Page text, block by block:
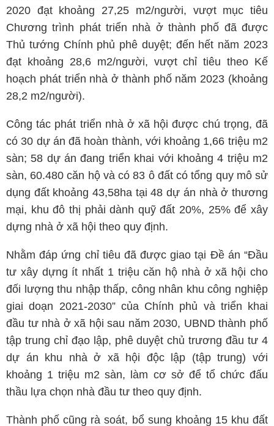
2020 đạt khoảng 27,25 m2/người, vượt mục tiêu
Chương trình phát triển nhà ở thành phố đã được
Thủ tướng Chính phủ phê duyệt; đến hết năm 2023
đạt khoảng 28,6 m2/người, vượt chỉ tiêu theo Kế
hoạch phát triển nhà ở thành phố năm 2023 (khoảng
28,2 m2/người).
Công tác phát triển nhà ở xã hội được chú trọng, đã
có 30 dự án đã hoàn thành, với khoảng 1,66 triệu m2
sàn; 58 dự án đang triển khai với khoảng 4 triệu m2
sàn, 60.480 căn hộ và có 83 ô đất có tổng quy mô sử
dụng đất khoảng 43,58ha tại 48 dự án nhà ở thương
mại, khu đô thị phải dành quỹ đất 20%, 25% để xây
dựng nhà ở xã hội theo quy định.
Nhằm đáp ứng chỉ tiêu đã được giao tại Đề án “Đầu
tư xây dựng ít nhất 1 triệu căn hộ nhà ở xã hội cho
đối lượng thu nhập thấp, công nhân khu công nghiệp
giai doạn 2021-2030” của Chính phủ và triển khai
đầu tư nhà ở xã hội sau năm 2030, UBND thành phố
tập trung chỉ đạo lập, phê duyệt chủ trương đầu tư 4
dự án khu nhà ở xã hội độc lập (tập trung) với
khoảng 1 triệu m2 sàn, làm cơ sở để tổ chức đấu
thầu lựa chọn nhà đầu tư theo quy định.
Thành phố cũng rà soát, bổ sung khoảng 15 khu đất